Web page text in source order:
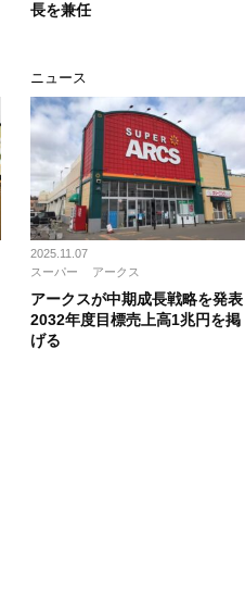
長を兼任
ニュース
2025.11.07
スーパー
アークス
アークスが中期成長戦略を発表
2032年度目標売上高1兆円を掲
げる